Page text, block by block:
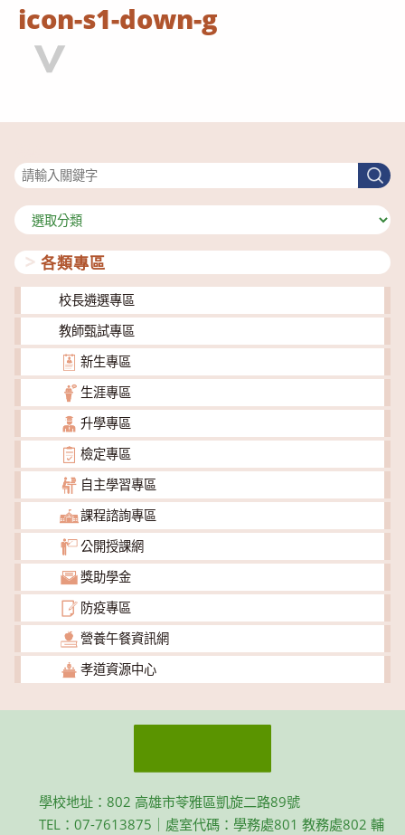
icon-s1-down-g
搜
尋
分
類
各類專區
校長遴選專區
教師甄試專區
新生專區
生涯專區
升學專區
檢定專區
自主學習專區
課程諮詢專區
公開授課網
獎助學金
防疫專區
營養午餐資訊網
孝道資源中心
學校地址：802 高雄市苓雅區凱旋二路89號
TEL：07-7613875｜處室代碼：學務處801 教務處802 輔